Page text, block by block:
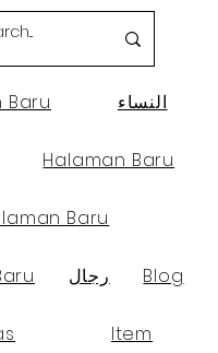
Baru النساء
Halaman Baru
Baru
رجال Blog
Item